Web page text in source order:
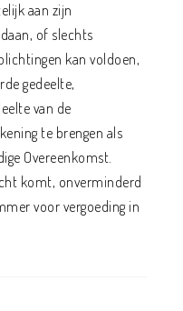
aan zijn
of slechts
kan voldoen,
gedeelte,
van de
te brengen als
Overeenkomst.
komt, onverminderd
voor vergoeding in